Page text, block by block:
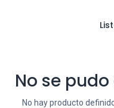
No se
No hay producto